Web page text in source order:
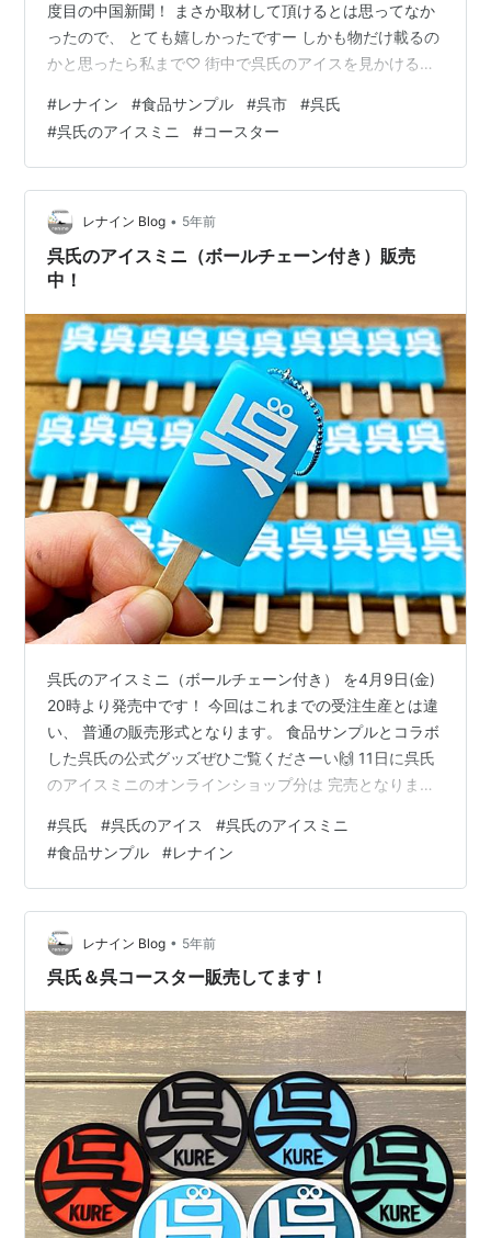
度目の中国新聞！ まさか取材して頂けるとは思ってなか
ったので、 とても嬉しかったですー しかも物だけ載るの
かと思ったら私まで♡ 街中で呉氏のアイスを見かけるよ
の過去記事はこちら〜↓ renine-blog.hatenablog.com 呉
氏のアイスミニやコースターはレナインのオンラインシ
ョップでご購入できます！ レナインのオンラインショッ
プはこちら⬇︎ renine.theshop.jp 食品サンプル制作のご依
頼やお問い合わせはホームペ…
#レナイン #食品サンプル #呉市 #呉氏
#呉氏のアイスミニ #コースター
レナイン Blog • 5年前
呉氏のアイスミニ（ボールチェーン付き）販売
中！
呉氏のアイスミニ（ボールチェーン付き） を4月9日(金)
20時より発売中です！ 今回はこれまでの受注生産とは違
い、 普通の販売形式となります。 食品サンプルとコラボ
した呉氏の公式グッズぜひご覧くださーい🙌 11日に呉氏
のアイスミニのオンラインショップ分は 完売となりまし
てくださった皆さま本当にありがとうございました🥰 こ
ちらもぜひ見てくださーい↓ www.youtube.com 「呉氏
のアイスミニ」をご購入いただいた方に内緒で入れてお
いた 『おまけシール』 貼りかたの説明は入れておきまし
たが、 分かりやすく動画にしました😆 よかった…
#呉氏 #呉氏のアイス #呉氏のアイスミニ
#食品サンプル #レナイン
レナイン Blog • 5年前
呉氏＆呉コースター販売してます！